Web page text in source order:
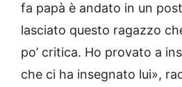
fa papà è andato in un
lasciato questo ragazzo
po’ critica. Ho provato a
che ci ha insegnato lui»,